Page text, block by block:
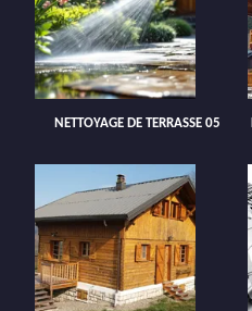
NETTOYAGE DE TERRASSE 05